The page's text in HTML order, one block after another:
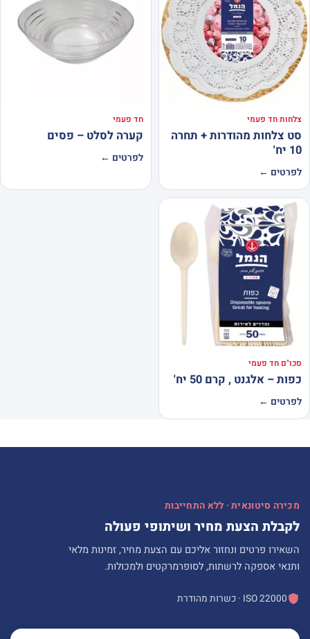
צלחות חד פעמי
סט צלחות מהודרות + תחרה
10 יח'
לפרטים ←
חד פעמי
קערה לסלט – פסים
לפרטים ←
סכו"ם חד פעמי
כפות – אלגנט , קרם 50 יח'
לפרטים ←
מכירה סיטונאית · ללא התחייבות
לקבלת הצעת מחיר ושיתופי פעולה
השאירו פרטים ונחזור אליכם עם הצעת מחיר, זמינות מלאי
ותנאי אספקה לרשתות, לסופרמרקטים ולמכולות.
ISO 22000 · כשרות מהודרת